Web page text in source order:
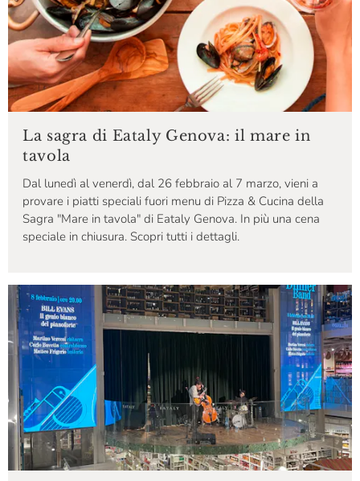
La sagra di Eataly Genova: il mare in
tavola
Dal lunedì al venerdì, dal 26 febbraio al 7 marzo, vieni a
provare i piatti speciali fuori menu di Pizza & Cucina della
Sagra "Mare in tavola" di Eataly Genova. In più una cena
speciale in chiusura. Scopri tutti i dettagli.